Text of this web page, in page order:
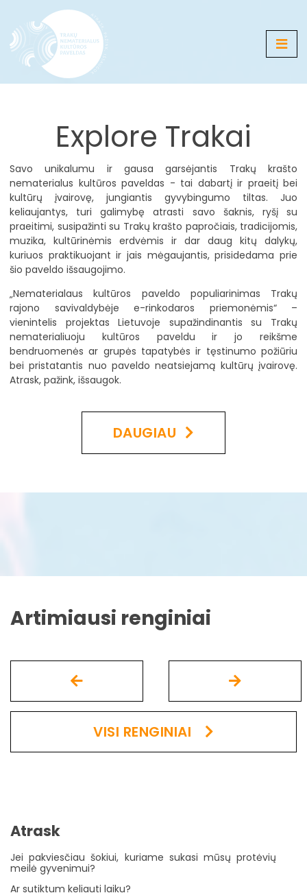
Žemėlapis
Naujienos
Renginiai
LT EN
Explore Trakai
Savo unikalumu ir gausa garsėjantis Trakų krašto
nematerialus kultūros paveldas - tai dabartį ir praeitį bei
kultūrų įvairovę, jungiantis gyvybingumo tiltas. Juo
keliaujantys, turi galimybę atrasti savo šaknis, ryšį su
praeitimi, susipažinti su Trakų krašto papročiais, tradicijomis,
muzika, kultūrinėmis erdvėmis ir dar daug kitų dalykų,
kuriuos praktikuojant ir jais mėgaujantis, prisidedama prie
šio paveldo išsaugojimo.
„Nematerialaus kultūros paveldo populiarinimas Trakų
rajono savivaldybėje e-rinkodaros priemonėmis“ –
vienintelis projektas Lietuvoje supažindinantis su Trakų
nematerialiuoju kultūros paveldu ir jo reikšme
bendruomenės ar grupės tapatybės ir tęstinumo požiūriu
bei pristatantis nuo paveldo neatsiejamą kultūrų įvairovę.
Atrask, pažink, išsaugok.
DAUGIAU
Artimiausi renginiai
VISI RENGINIAI
Atrask
Jei pakviesčiau šokiui, kuriame sukasi mūsų protėvių
meilė gyvenimui?
Ar sutiktum keliauti laiku?